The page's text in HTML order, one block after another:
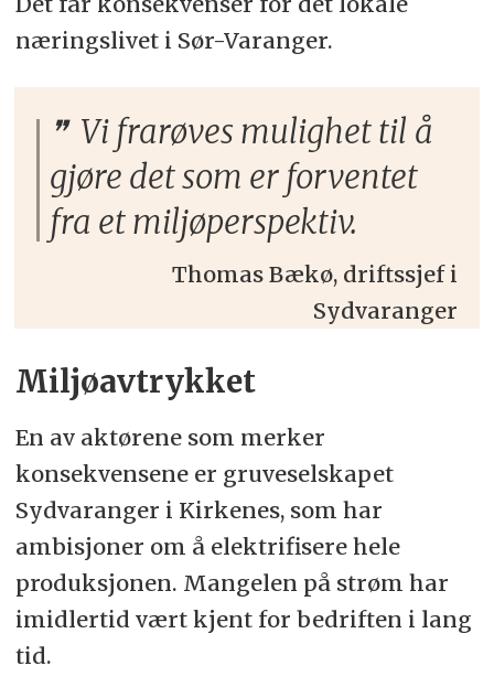
næringslivet i Sør-Varanger.
Vi frarøves mulighet til å
gjøre det som er forventet
fra et miljøperspektiv.
Thomas Bækø, driftssjef i
Sydvaranger
Miljøavtrykket
En av aktørene som merker
konsekvensene er gruveselskapet
Sydvaranger i Kirkenes, som har
ambisjoner om å elektrifisere hele
produksjonen. Mangelen på strøm har
imidlertid vært kjent for bedriften i lang
tid.